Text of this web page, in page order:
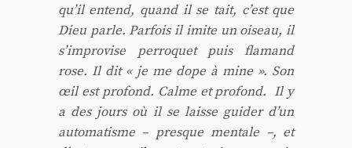
qu’il entend, quand il se tait, c’est que
Dieu parle. Par­fois il imite un oiseau, il
s’im­pro­vise per­ro­quet puis fla­mand
rose. Il dit « je me dope à mine ». Son
œil est pro­fond. Calme et pro­fond. Il y
a des jours où il se laisse gui­der d’un
auto­ma­tisme – presque men­tale –, et